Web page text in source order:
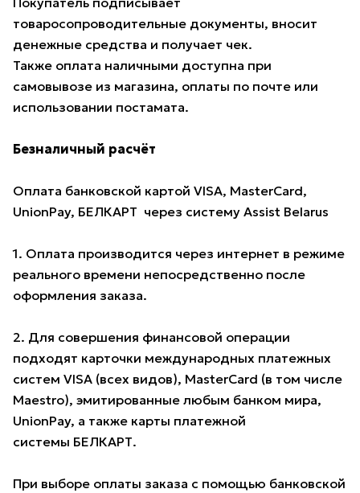
товаросопроводительные документы, вносит
денежные средства и получает чек.
Также оплата наличными доступна при
самовывозе из магазина, оплаты по почте или
использовании постамата.
Безналичный расчёт
Оплата банковской картой VISA, MasterCard,
UnionPay, БЕЛКАРТ через систему Assist Belarus
1. Оплата производится через интернет в режиме
реального времени непосредственно после
оформления заказа.
2. Для совершения финансовой операции
подходят карточки международных платежных
систем VISA (всех видов), MasterCard (в том числе
Maestro), эмитированные любым банком мира,
UnionPay, а также карты платежной
системы БЕЛКАРТ.
При выборе оплаты заказа с помощью банковской